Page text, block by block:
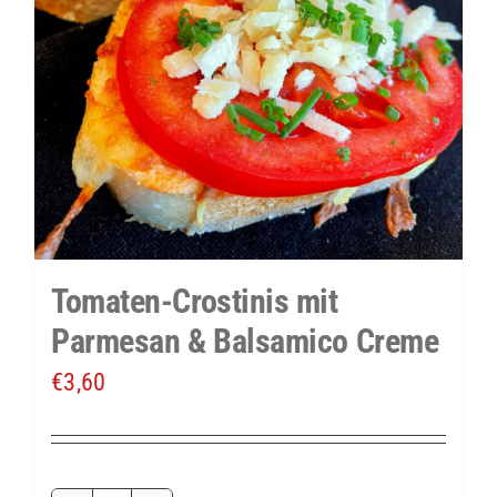
Tomaten-Crostinis mit
Parmesan & Balsamico Creme
€3,60